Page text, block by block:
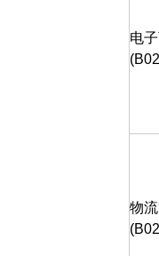
电
物